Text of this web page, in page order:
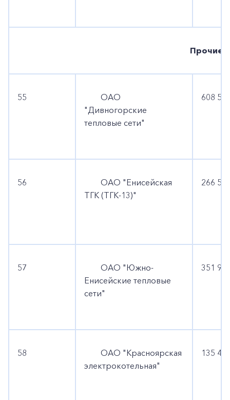
Прочие
55
ОАО
"Дивногорские
тепловые сети"
608
56
ОАО "Енисейская
ТГК (ТГК-13)"
266
57
ОАО "Южно-
Енисейские тепловые
сети"
351
58
ОАО "Красноярская
электрокотельная"
135